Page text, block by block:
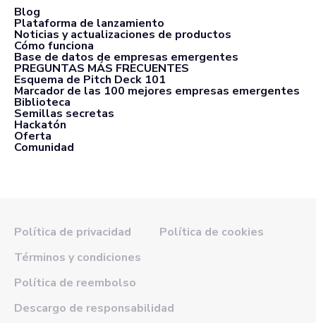
Blog
Plataforma de lanzamiento
Noticias y actualizaciones de productos
Cómo funciona
Base de datos de empresas emergentes
PREGUNTAS MÁS FRECUENTES
Esquema de Pitch Deck 101
Marcador de las 100 mejores empresas emergentes
Biblioteca
Semillas secretas
Hackatón
Oferta
Comunidad
Política de privacidad
Política de cookies
Términos y condiciones
Política de reembolso
Descargo de responsabilidad